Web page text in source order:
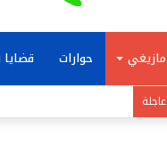
حوارات